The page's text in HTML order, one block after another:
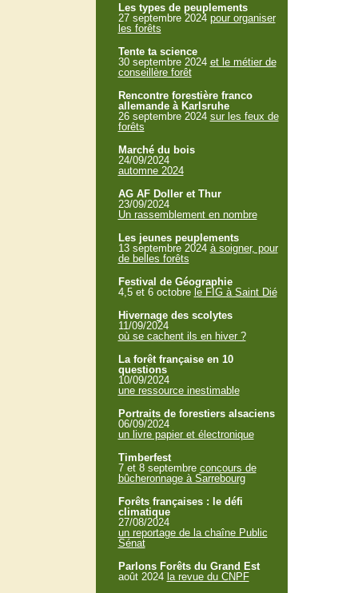
Les types de peuplements
27 septembre 2024 pour organiser
les forêts
Tente ta science
30 septembre 2024 et le métier de
conseillère forêt
Rencontre forestière franco
allemande à Karlsruhe
26 septembre 2024 sur les feux de
forêts
Marché du bois
24/09/2024
automne 2024
AG AF Doller et Thur
23/09/2024
Un rassemblement en nombre
Les jeunes peuplements
13 septembre 2024 à soigner, pour
de belles forêts
Festival de Géographie
4,5 et 6 octobre le FIG à Saint Dié
Hivernage des scolytes
11/09/2024
où se cachent ils en hiver ?
La forêt française en 10
questions
10/09/2024
une ressource inestimable
Portraits de forestiers alsaciens
06/09/2024
un livre papier et électronique
Timberfest
7 et 8 septembre concours de
bûcheronnage à Sarrebourg
Forêts françaises : le défi
climatique
27/08/2024
un reportage de la chaîne Public
Sénat
Parlons Forêts du Grand Est
août 2024 la revue du CNPF